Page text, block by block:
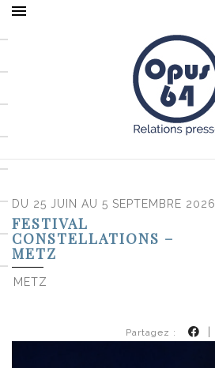
DU 25 JUIN AU 5 SEPTEMBRE 2026
FESTIVAL
CONSTELLATIONS –
METZ
METZ
Partagez :